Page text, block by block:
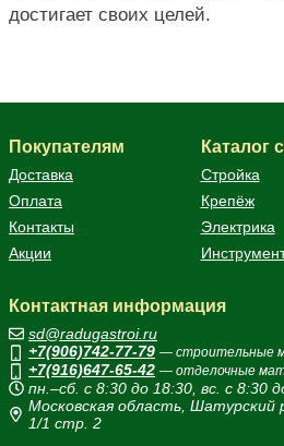
достигает своих целей.
Покупателям
Доставка
Оплата
Контакты
Акции
Каталог
Стройка
Крепёж
Электрика
Контактная информация
sd@radugastroi.ru
+7(906)742-77-79 — строительные
+7(916)647-65-42 — отделочные
пн.–сб. с 8:30 до 18:30, вс. с 8:30
Московская область, Шатурский
1/1 стр. 2